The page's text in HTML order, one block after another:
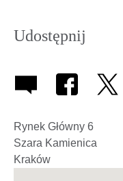
Udostępnij
Rynek Główny 6
Szara Kamienica
Kraków